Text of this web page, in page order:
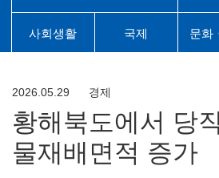
사회생활 국제 문화
2026.05.29 경제
황해북도에서 당
물재배면적 증가